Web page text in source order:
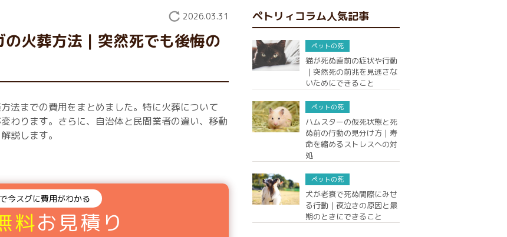
2026.03.31
火葬方法｜突然死でも後悔の
法までの費用をまとめました。特に火葬について
わります。さらに、自治体と民間業者の違い、移動
説します。
今スグに費用がわかる
料お見積り
ペトリィコラム人気記事
ペットの死
猫が死ぬ直前の症状や行動
｜突然死の前兆を見逃さな
いためにできること
ペットの死
ハムスターの仮死状態と死
ぬ前の行動の見分け方｜寿
命を縮めるストレスへの対
処
ペットの死
犬が老衰で死ぬ間際にみせ
る行動｜夜泣きの原因と最
期のときにできること